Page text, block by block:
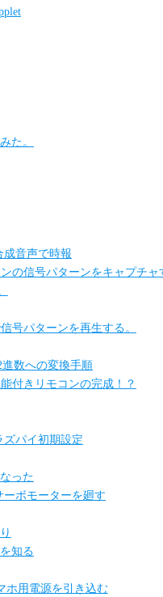
た。
成音声で時報
の信号パターンをキャプチャ
号パターンを再生する。
数への変換手順
付きリモコンの完成！？
ズパイ初期設定
った
ボモーターを廻す
知る
ホ用電源を引き込む